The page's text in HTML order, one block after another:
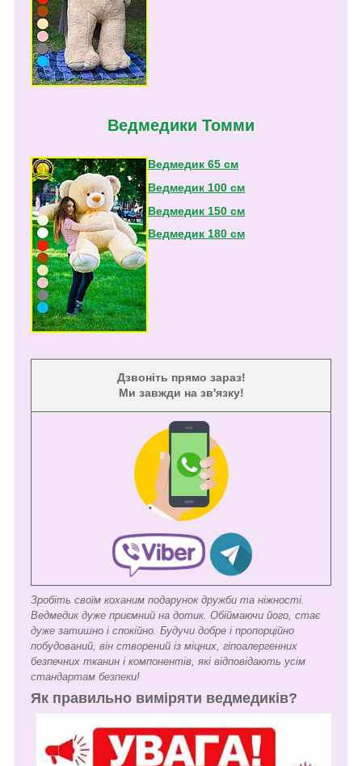
Ведмедики Томми
Ведмедик 65 см
Ведмедик 100 см
Ведмедик 150 см
Ведмедик 180 см
Дзвоніть прямо зараз!
Ми завжди на зв'язку!
Зробіть своїм коханим подарунок дружби та ніжності.
Ведмедик дуже приємний на дотик. Обіймаючи його, стає
дуже затишно і спокійно. Будучи добре і пропорційно
побудований, він створений із міцних, гіпоалергенних
безпечних тканин і компонентів, які відповідають усім
стандартам безпеки!
Як правильно виміряти ведмедиків?